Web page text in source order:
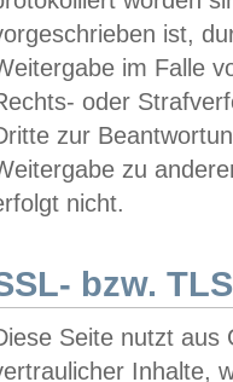
ist,
im Falle
oder
zur
zu
nicht.
bzw.
Seite nutzt aus
Inhalte,